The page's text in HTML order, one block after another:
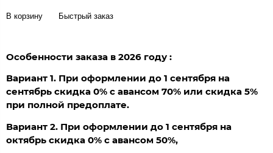
В корзину Быстрый заказ
Особенности заказа в 2026 году :
Вариант 1. При оформлении до 1 сентября на
сентябрь скидка 0% с авансом 70% или скидка 5%
при полной предоплате.
Вариант 2. При оформлении до 1 сентября на
октябрь скидка 0% с авансом 50%,